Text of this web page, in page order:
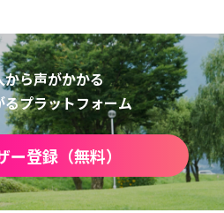
から声がかかる
プラットフォーム
ー登録（無料）